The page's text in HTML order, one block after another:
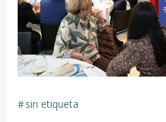
#sin etiqueta